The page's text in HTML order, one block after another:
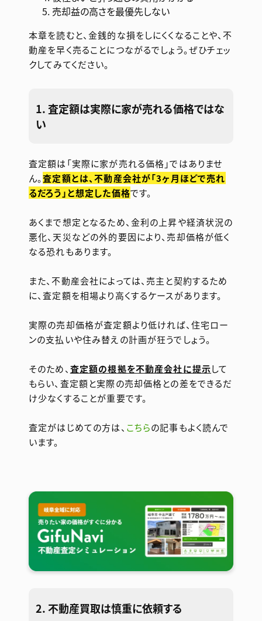
売却益の高さを最優先しない
本章を読むと、金銭的な損をしにくくなることや、不
動産を早く売ることにつながるでしょう。ぜひチェッ
クしてみてください。
1. 査定額は実際に家が売れる価格ではな
い
査定額は「実際に家が売れる価格」ではありませ
ん。査定額とは、不動産会社が「3ヶ月ほどで売れ
るだろう」と想定した価格です。
あくまで想定となるため、金利の上昇や経済状況の
悪化、天災などの外的要因により、売却価格が低く
なる恐れもあります。
また、不動産会社によっては、売主と契約するため
に、査定額を相場より高くするケースがあります。
実際の売却価格が査定額より低ければ、住宅ロー
ンの支払いや住み替えの計画が狂うでしょう。
そのため、査定額の根拠を不動産会社に提示して
もらい、査定額と実際の売却価格との差をできるだ
け少なくすることが重要です。
査定がはじめての方は、 こちらの記事もよく読んで
います。
2. 不動産買取は慎重に依頼する